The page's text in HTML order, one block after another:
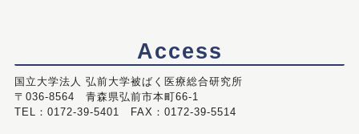
Access
国立大学法人 弘前大学被ばく医療総合研究所
〒036-8564 青森県弘前市本町66-1
TEL：0172-39-5401 FAX：0172-39-5514